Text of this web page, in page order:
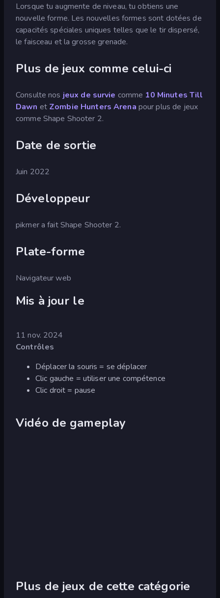
Lorsque tu augmente de niveau, tu obtiens une
nouvelle forme. Les nouvelles formes sont dotées de
capacités spéciales uniques telles que le tir dispersé,
le faisceau et la grosse grenade.
Plus de jeux comme celui-ci
Consulte nos jeux de survie comme 10 Minutes Till
Dawn et Zombie Hunters Arena pour plus de jeux
comme Shape Shooter 2.
Date de sortie
Juin 2022
Développeur
pikmer a fait Shape Shooter 2.
Plate-forme
Navigateur web
Mis à jour le
11 nov. 2024
Contrôles
Déplacer la souris = se déplacer
Clic gauche = utiliser une compétence
Clic droit = pause
Vidéo de gameplay
Plus de jeux de cette catégorie